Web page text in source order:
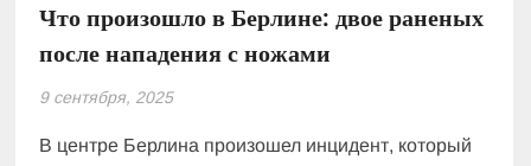
Что произошло в Берлине: двое раненых
после нападения с ножами
9 сентября, 2025
В центре Берлина произошел инцидент, который